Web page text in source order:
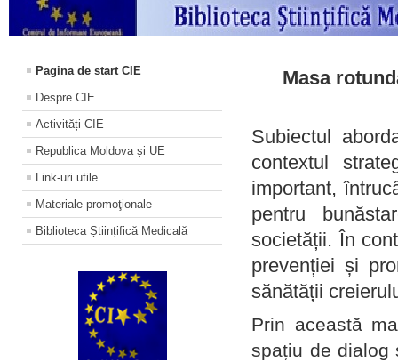
Pagina de start CIE
Despre CIE
Activități CIE
Republica Moldova și UE
Link-uri utile
Materiale promoţionale
Biblioteca Științifică Medicală
Masa
Subiectul
contextul
important,
pentru
societății. În
prevenției și
sănătății
Prin această
spațiu de dialog